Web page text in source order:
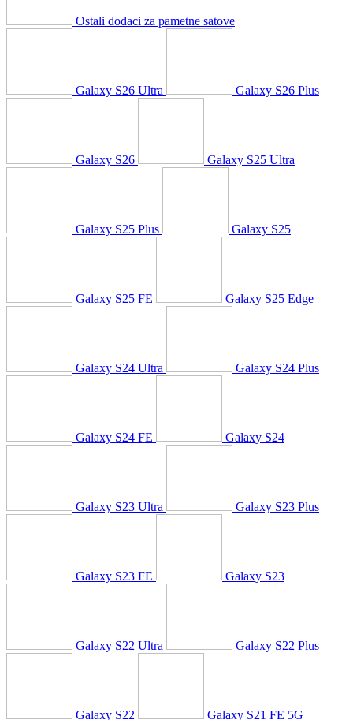
Ostali dodaci za pametne satove
Galaxy S26 Ultra Galaxy S26 Plus
Galaxy S26 Galaxy S25 Ultra
Galaxy S25 Plus Galaxy S25
Galaxy S25 FE Galaxy S25 Edge
Galaxy S24 Ultra Galaxy S24 Plus
Galaxy S24 FE Galaxy S24
Galaxy S23 Ultra Galaxy S23 Plus
Galaxy S23 FE Galaxy S23
Galaxy S22 Ultra Galaxy S22 Plus
Galaxy S22 Galaxy S21 FE 5G